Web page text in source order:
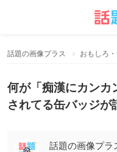
話題の画像プラス おもしろ
何が「痴漢にカンカ
されてる缶バッジが
話題の画像プラ